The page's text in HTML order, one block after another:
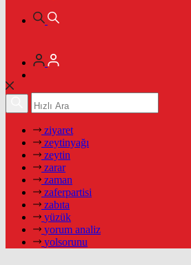
ziyaret
zeytinyağı
zeytin
zarar
zaman
zaferpartisi
zabıta
yüzük
yorum analiz
yolsorunu